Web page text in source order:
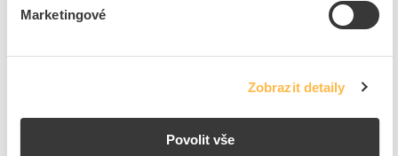
Marketingové
Zobrazit detaily
Povolit vše
Žárovky jsou dnes kvůli své nízké účinnosti a
životnost než žárovky.